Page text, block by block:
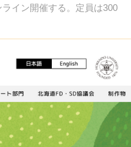
イン開催する。定員は300